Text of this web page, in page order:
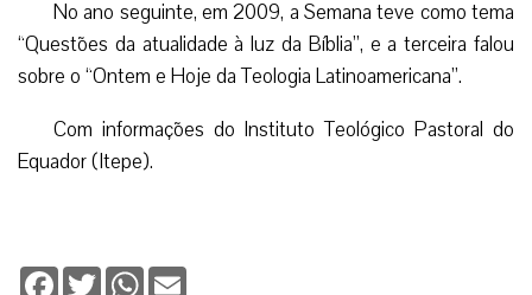
No ano seguinte, em 2009, a Semana teve como tema
“Questões da atualidade à luz da Bíblia”, e a terceira falou
sobre o “Ontem e Hoje da Teologia Latinoamericana”.
Com informações do Instituto Teológico Pastoral do
Equador (Itepe).
Facebook
TwitterWhatsApp